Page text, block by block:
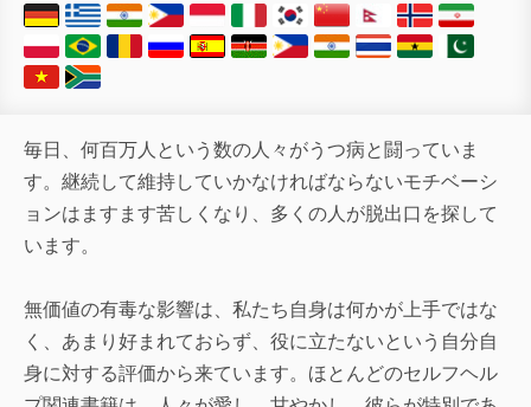
毎日、何百万人という数の人々がうつ病と闘っていま
す。継続して維持していかなければならないモチベーシ
ョンはますます苦しくなり、多くの人が脱出口を探して
います。
無価値の有毒な影響は、私たち自身は何かが上手ではな
く、あまり好まれておらず、役に立たないという自分自
身に対する評価から来ています。ほとんどのセルフヘル